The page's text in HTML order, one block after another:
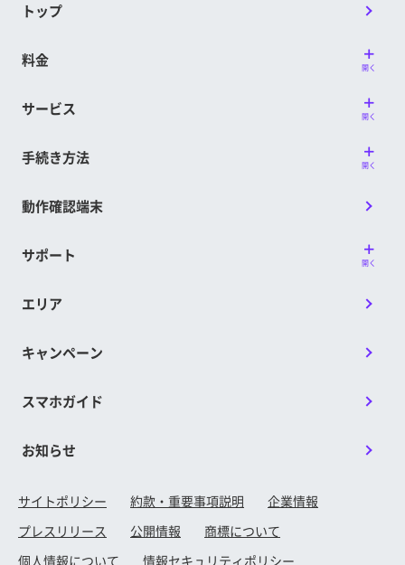
トップ
料金 開く
サービス 開く
手続き方法 開く
動作確認端末
サポート 開く
エリア
キャンペーン
スマホガイド
お知らせ
サイトポリシー 約款・重要事項説明
企業情報
プレスリリース
公開情報
商標について
個人情報について
情報セキュリティポリシー